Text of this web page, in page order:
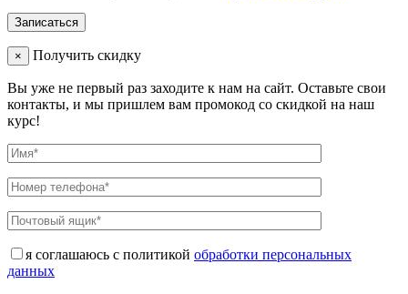
× Получить скидку
Вы уже не первый раз заходите к нам на сайт. Оставьте свои
контакты, и мы пришлем вам промокод со скидкой на наш
курс!
я соглашаюсь с политикой обработки персональных
данных